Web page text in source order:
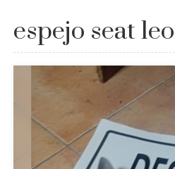
espejo seat